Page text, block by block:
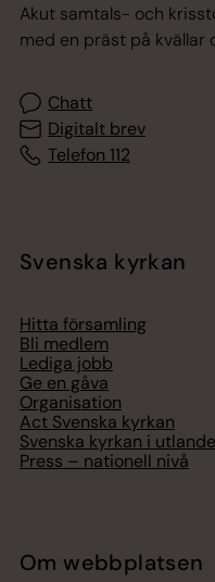
Akut samtals- och
med en präst på kvällar
Chatt
Digitalt brev
Telefon 112
Svenska kyrkan
Hitta församling
Bli medlem
Lediga jobb
Ge en gåva
Organisation
Act Svenska kyrkan
Svenska kyrkan i
Press – nationell nivå
Om webbplatsen